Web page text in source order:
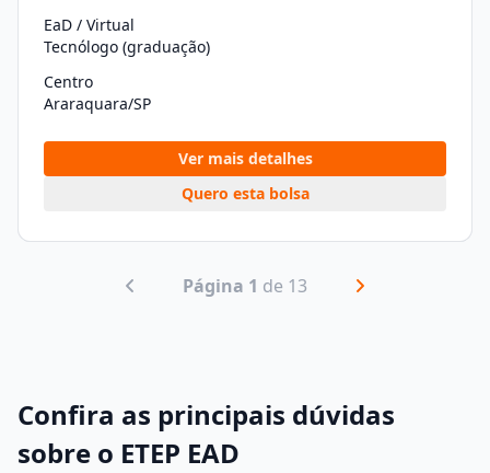
EaD / Virtual
Tecnólogo (graduação)
Centro
Araraquara/SP
Ver mais detalhes
Quero esta bolsa
Página 1 de 13
Confira as principais dúvidas
sobre o ETEP EAD